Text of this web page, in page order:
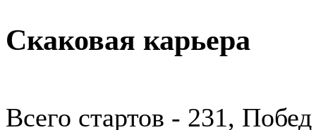
Скаковая карьера
Всего стартов - 231,